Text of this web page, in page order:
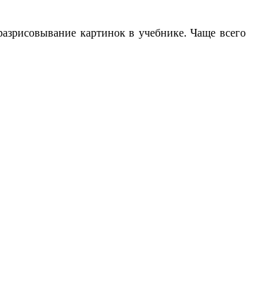
картинок в учебнике. Чаще всего